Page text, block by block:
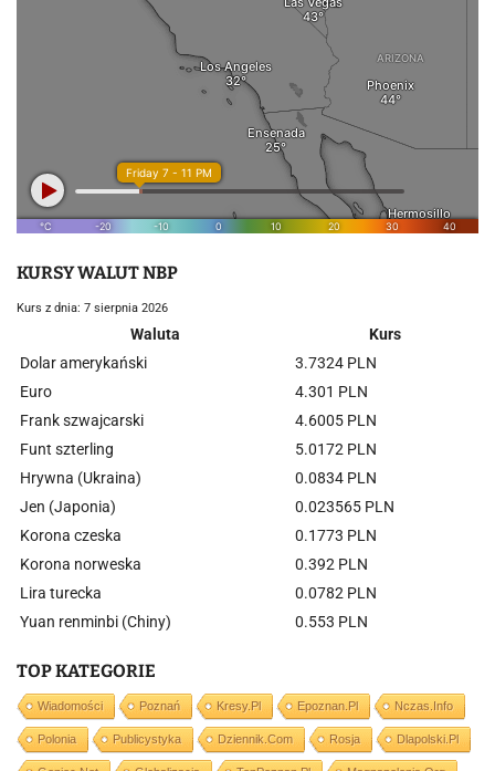
KURSY WALUT NBP
Kurs z dnia: 7 sierpnia 2026
Waluta
Kurs
Dolar amerykański
3.7324 PLN
Euro
4.301 PLN
Frank szwajcarski
4.6005 PLN
Funt szterling
5.0172 PLN
Hrywna (Ukraina)
0.0834 PLN
Jen (Japonia)
0.023565 PLN
Korona czeska
0.1773 PLN
Korona norweska
0.392 PLN
Lira turecka
0.0782 PLN
Yuan renminbi (Chiny)
0.553 PLN
TOP KATEGORIE
Wiadomości Poznań Kresy.pl Epoznan.pl Nczas.info
Polonia Publicystyka Dziennik.com Rosja Dlapolski.pl